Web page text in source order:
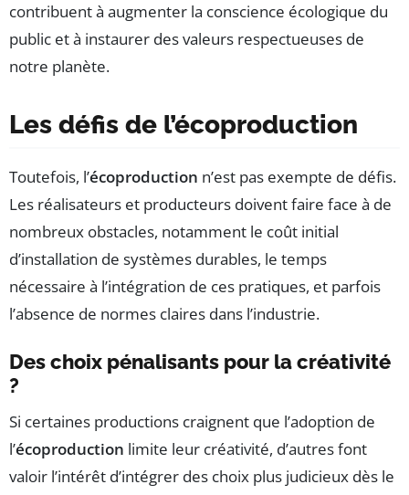
contribuent à augmenter la conscience écologique du
public et à instaurer des valeurs respectueuses de
notre planète.
Les défis de l’écoproduction
Toutefois, l’écoproduction n’est pas exempte de défis.
Les réalisateurs et producteurs doivent faire face à de
nombreux obstacles, notamment le coût initial
d’installation de systèmes durables, le temps
nécessaire à l’intégration de ces pratiques, et parfois
l’absence de normes claires dans l’industrie.
Des choix pénalisants pour la créativité
?
Si certaines productions craignent que l’adoption de
l’écoproduction limite leur créativité, d’autres font
valoir l’intérêt d’intégrer des choix plus judicieux dès le